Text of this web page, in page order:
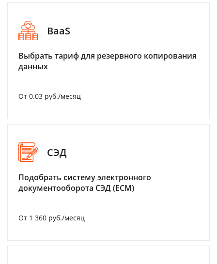
BaaS
Выбрать тариф для резервного копирования
данных
От 0.03 руб./месяц
СЭД
Подобрать систему электронного
документооборота СЭД (ECM)
От 1 360 руб./месяц